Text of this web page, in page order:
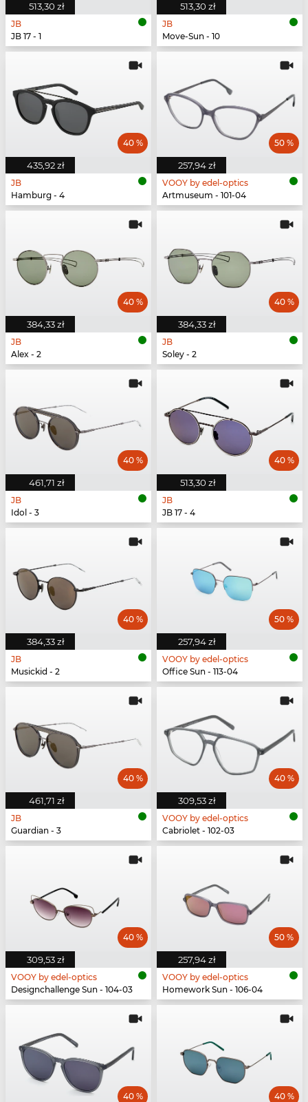
513,30 zł
JB
JB 17 - 1
513,30 zł
JB
Move-Sun - 10
435,92 zł
40 %
JB
Hamburg - 4
257,94 zł
50 %
VOOY by edel-optics
Artmuseum - 101-04
384,33 zł
40 %
JB
Alex - 2
384,33 zł
40 %
JB
Soley - 2
461,71 zł
40 %
JB
Idol - 3
513,30 zł
40 %
JB
JB 17 - 4
384,33 zł
40 %
JB
Musickid - 2
257,94 zł
50 %
VOOY by edel-optics
Office Sun - 113-04
461,71 zł
40 %
JB
Guardian - 3
309,53 zł
40 %
VOOY by edel-optics
Cabriolet - 102-03
309,53 zł
40 %
VOOY by edel-optics
Designchallenge Sun - 104-03
257,94 zł
50 %
VOOY by edel-optics
Homework Sun - 106-04
40 % 40 %